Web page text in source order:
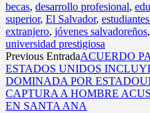
becas, desarrollo profesional,
superior, El Salvador,
extranjero, jóvenes salvadoreños,
universidad prestigiosa
Previous EntradaACUERDO
ESTADOS UNIDOS
DOMINADA POR
CAPTURA A HOMBRE
EN SANTA ANA